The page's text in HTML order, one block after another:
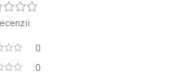
0
0